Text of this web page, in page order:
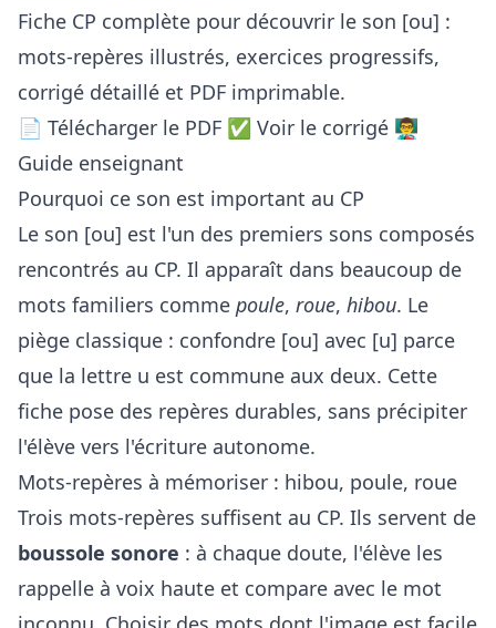
Fiche CP complète pour découvrir le son [ou] :
mots-repères illustrés, exercices progressifs,
corrigé détaillé et PDF imprimable.
📄 Télécharger le PDF ✅ Voir le corrigé 👨‍🏫
Guide enseignant
Pourquoi ce son est important au CP
Le son [ou] est l'un des premiers sons composés
rencontrés au CP. Il apparaît dans beaucoup de
mots familiers comme poule, roue, hibou. Le
piège classique : confondre [ou] avec [u] parce
que la lettre u est commune aux deux. Cette
fiche pose des repères durables, sans précipiter
l'élève vers l'écriture autonome.
Mots-repères à mémoriser : hibou, poule, roue
Trois mots-repères suffisent au CP. Ils servent de
boussole sonore : à chaque doute, l'élève les
rappelle à voix haute et compare avec le mot